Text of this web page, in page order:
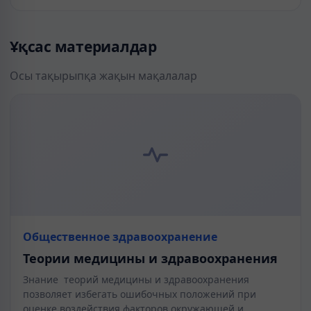
Ұқсас материалдар
Осы тақырыпқа жақын мақалалар
Общественное здравоохранение
Теории медицины и здравоохранения
Знание теорий медицины и здравоохранения
позволяет избегать ошибочных положений при